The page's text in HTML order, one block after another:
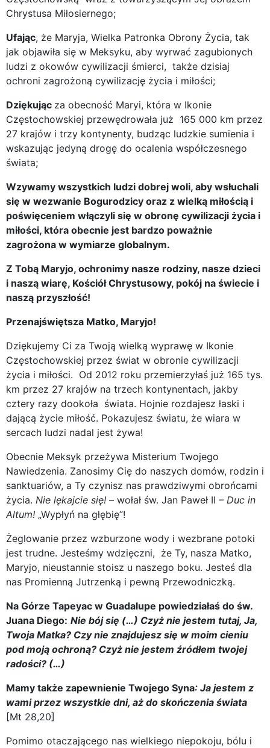
Chrystusa Miłosiernego;
Ufając, że Maryja, Wielka Patronka Obrony Życia, tak
jak objawiła się w Meksyku, aby wyrwać zagubionych
ludzi z okowów cywilizacji śmierci, także dzisiaj
ochroni zagrożoną cywilizację życia i miłości;
Dziękując za obecność Maryi, która w Ikonie
Częstochowskiej przewędrowała już 165 000 km przez
27 krajów i trzy kontynenty, budząc ludzkie sumienia i
wskazując jedyną drogę do ocalenia współczesnego
świata;
Wzywamy wszystkich ludzi dobrej woli, aby wsłuchali
się w wezwanie Bogurodzicy oraz z wielką miłością i
poświęceniem włączyli się w obronę cywilizacji życia i
miłości, która obecnie jest bardzo poważnie
zagrożona w wymiarze globalnym.
Z Tobą Maryjo, ochronimy nasze rodziny, nasze dzieci
i naszą wiarę, Kościół Chrystusowy, pokój na świecie i
naszą przyszłość!
Przenajświętsza Matko, Maryjo!
Dziękujemy Ci za Twoją wielką wyprawę w Ikonie
Częstochowskiej przez świat w obronie cywilizacji
życia i miłości. Od 2012 roku przemierzyłaś już 165 tys.
km przez 27 krajów na trzech kontynentach, jakby
cztery razy dookoła świata. Hojnie rozdajesz łaski i
dającą życie miłość. Pokazujesz światu, że wiara w
sercach ludzi nadal jest żywa!
Obecnie Meksyk przeżywa Misterium Twojego
Nawiedzenia. Zanosimy Cię do naszych domów, rodzin i
sanktuariów, a Ty czynisz nas prawdziwymi obrońcami
życia. Nie lękajcie się! – wołał św. Jan Paweł II – Duc in
Altum! „Wypłyń na głębię”!
Żeglowanie przez wzburzone wody i wezbrane potoki
jest trudne. Jesteśmy wdzięczni, że Ty, nasza Matko,
Maryjo, nieustannie stoisz u naszego boku. Jesteś dla
nas Promienną Jutrzenką i pewną Przewodniczką.
Na Górze Tapeyac w Guadalupe powiedziałaś do św.
Juana Diego: Nie bój się (…) Czyż nie jestem tutaj, Ja,
Twoja Matka? Czy nie znajdujesz się w moim cieniu
pod moją ochroną? Czyż nie jestem źródłem twojej
radości? (…)
Mamy także zapewnienie Twojego Syna: Ja jestem z
wami przez wszystkie dni, aż do skończenia świata
[Mt 28,20]
Pomimo otaczającego nas wielkiego niepokoju, bólu i